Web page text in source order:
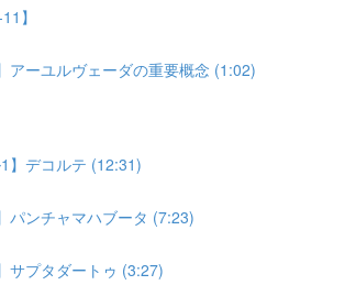
】
アーユルヴェーダの重要概念 (1:02)
】デコルテ (12:31)
パンチャマハブータ (7:23)
サプタダートゥ (3:27)